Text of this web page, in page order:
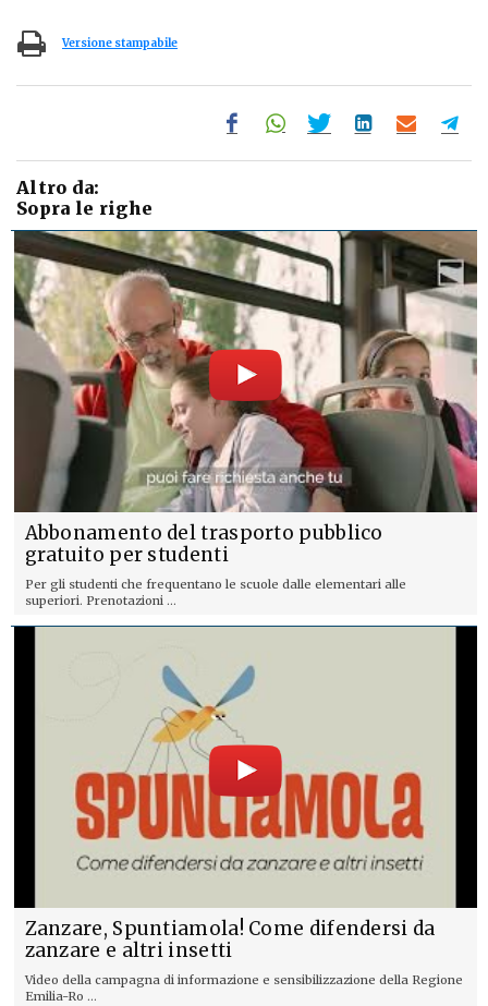
Versione stampabile
Altro da:
Sopra le righe
Abbonamento del trasporto pubblico
gratuito per studenti
Per gli studenti che frequentano le scuole dalle elementari alle
superiori. Prenotazioni ...
Zanzare, Spuntiamola! Come difendersi da
zanzare e altri insetti
Video della campagna di informazione e sensibilizzazione della Regione
Emilia-Ro ...